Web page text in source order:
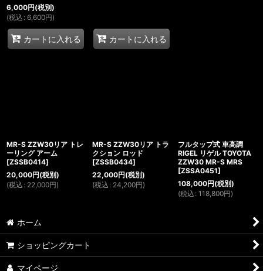
6,000円(税別)
(税込 : 6,600円)
カートに入れる カートに入れる
MR-S ZZW30リア トレ
ーリング アーム
[ZSSB0414]
20,000円(税別)
(税込 : 22,000円)
MR-S ZZW30リア トラ
クション ロッド
[ZSSB0434]
22,000円(税別)
(税込 : 24,200円)
フルタップ式 車高調
RIGEL リゲル TOYOTA
ZZW30 MR-S MRS
[ZSSA0451]
108,000円(税別)
(税込 : 118,800円)
ホーム
ショッピングカート
マイページ